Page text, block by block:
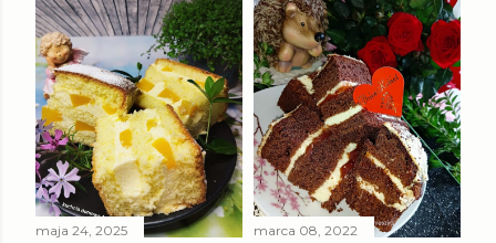
maja 24, 2025 marca 08, 2022